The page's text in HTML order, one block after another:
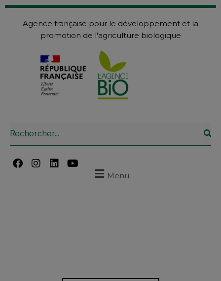
Agence française pour le développement et la
promotion de l'agriculture biologique
Menu